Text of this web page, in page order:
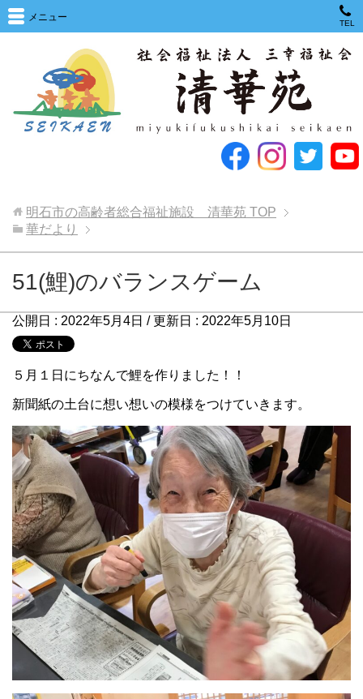
メニュー
TEL
明石市の高齢者総合福祉施設 清華苑 TOP
華だより
51(鯉)のバランスゲーム
公開日 : 2022年5月4日 / 更新日 : 2022年5月10日
５月１日にちなんで鯉を作りました！！
新聞紙の土台に想い想いの模様をつけていきます。